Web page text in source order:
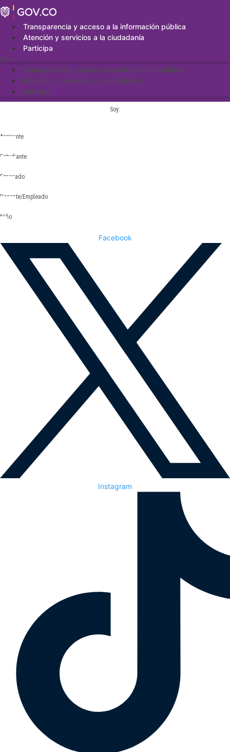
Saltar
al
contenidoTransparencia y acceso a la información pública
Atención y servicios a la ciudadanía
Participa
Menu
Transparencia y acceso a la información pública
Atención y servicios a la ciudadanía
Participa
Soy:
Aspirante
Estudiante
Egresado
Docente/Empleado
Niño
Facebook
Instagram